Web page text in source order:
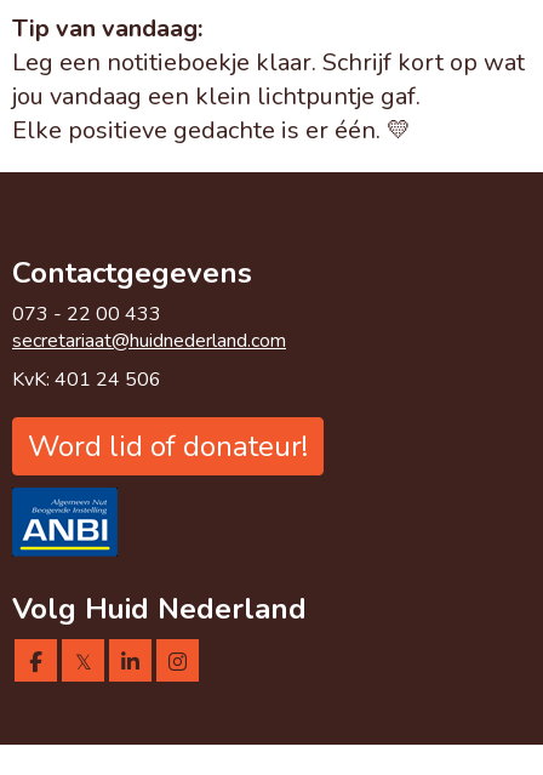
Tip van vandaag:
Leg een notitieboekje klaar. Schrijf kort op wat
jou vandaag een klein lichtpuntje gaf.
Elke positieve gedachte is er één. 💛
Contactgegevens
073 - 22 00 433
taairaterces@huidnederland.com
KvK: 401 24 506
Word lid of donateur!
Volg Huid Nederland
𝕏